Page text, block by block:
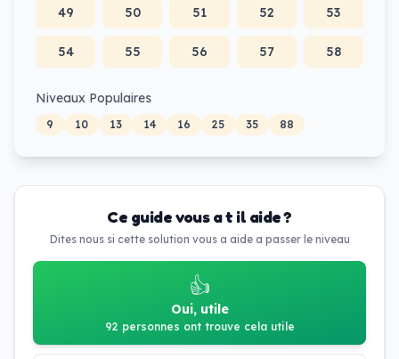
49 50 51 52 53
54 55 56 57 58
Niveaux Populaires
9 10 13 14 16 25 35 88
Ce guide vous a t il aide ?
Dites nous si cette solution vous a aide a passer le niveau
👍
Oui, utile
92 personnes ont trouve cela utile